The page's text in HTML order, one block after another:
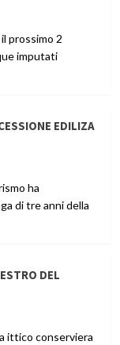
prossimo 2
imputati
EDILIZA
ha
di tre anni della
DEL
ittico conserviera